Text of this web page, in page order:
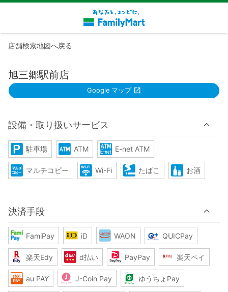
店舗検索地図へ戻る
旭三郷駅前店
Google マップ
設備・取り扱いサービス
駐車場 ATM E-net ATM
マルチコピー Wi-Fi たばこ お酒
決済手段
FamiPay iD WAON QUICPay
楽天Edy d払い PayPay 楽天ペイ
au PAY J-Coin Pay ゆうちょPay